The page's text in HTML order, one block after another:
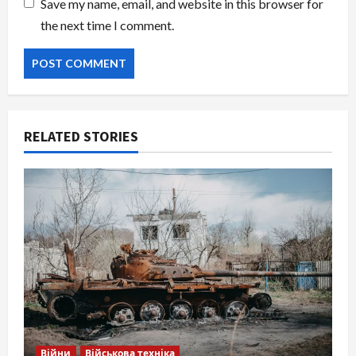
Save my name, email, and website in this browser for
the next time I comment.
RELATED STORIES
Війни Військова техніка